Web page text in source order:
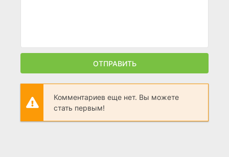
ОТПРАВИТЬ
Комментариев еще нет. Вы можете
стать первым!